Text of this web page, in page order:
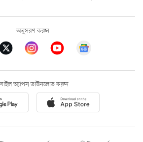
অনুসরণ করুন
অ্যাপস ডাউনলোড করুন